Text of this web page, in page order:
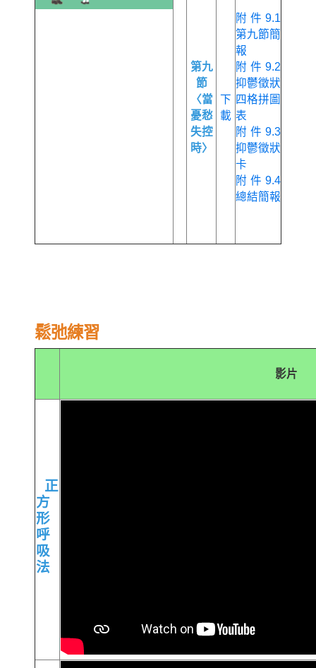
第九
節
〈當
憂愁
失控
時〉
下
載
附件9.1
第九節簡
報
附件9.2
抑鬱徵狀
四格拼圖
表
附件9.3
抑鬱徵狀
卡
附件9.4
總結簡報
鬆弛練習
影片
正
方
形
呼
吸
法